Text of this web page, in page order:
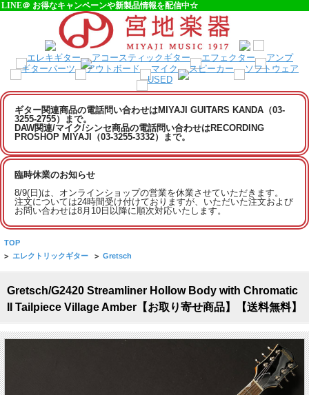
LINE＠ お得なキャンペーンや新製品情報を配信中☆
ギター関連商品の電話問い合わせはMIYAJI GUITARS KANDA（03-
3255-2755）まで。
DAW関連/マイク/シンセ商品の電話問い合わせはRECORDING
PROSHOP MIYAJI（03-3255-3332）まで。
臨時休業のお知らせ
8/9(日)は、オンラインショップの営業を休業させていただきます。
注文については24時間受け付けておりますが、いただいた注文および
お問い合わせは8月10日以降に順次対応いたします。
TOP
> エレクトリックギター > Gretsch
Gretsch/G2420 Streamliner Hollow Body with Chromatic
II Tailpiece Village Amber【お取り寄せ商品】【送料無料】